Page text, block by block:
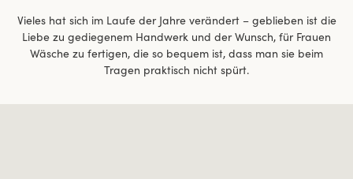
Vieles hat sich im Laufe der Jahre verändert – geblieben ist die
Liebe zu gediegenem Handwerk und der Wunsch, für Frauen
Wäsche zu fertigen, die so bequem ist, dass man sie beim
Tragen praktisch nicht spürt.